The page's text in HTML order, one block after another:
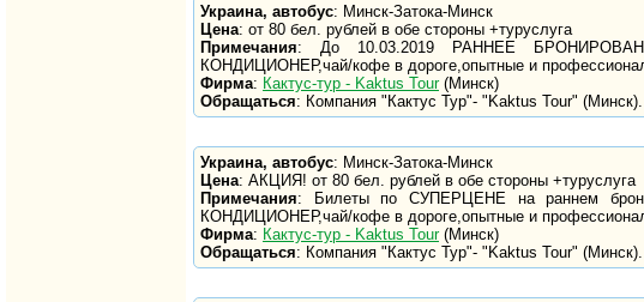
Украина, автобус: Минск-Затока-Минск
Цена: от 80 бел. рублей в обе стороны +туруслуга
Примечания: До 10.03.2019 РАННЕЕ
КОНДИЦИОНЕР,чай/кофе в дороге,опытные и
Фирма: Кактус-тур - Kaktus Tour(Минск)
Обращаться: Компания "Кактус Тур"- "Kaktus Tour"
Украина, автобус: Минск-Затока-Минск
Цена: АКЦИЯ! от 80 бел. рублей в обе стороны +туруслуга
Примечания: Билеты по СУПЕРЦЕНЕ на раннем
КОНДИЦИОНЕР,чай/кофе в дороге,опытные и
Фирма: Кактус-тур - Kaktus Tour(Минск)
Обращаться: Компания "Кактус Тур"- "Kaktus Tour"